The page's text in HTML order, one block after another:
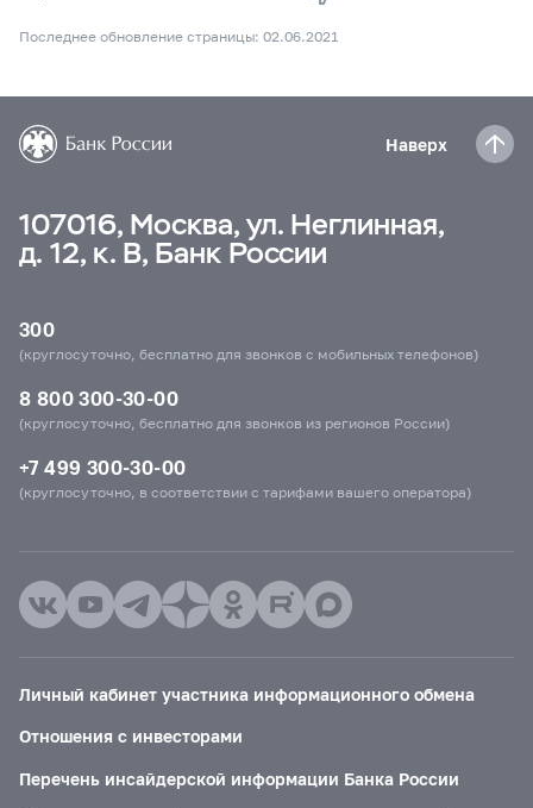
Последнее обновление страницы: 02.06.2021
Наверх
107016, Москва, ул. Неглинная,
д. 12, к. В, Банк России
300
(круглосуточно, бесплатно для звонков с мобильных телефонов)
8 800 300-30-00
(круглосуточно, бесплатно для звонков из регионов России)
+7 499 300-30-00
(круглосуточно, в соответствии с тарифами вашего оператора)
Личный кабинет участника информационного обмена
Отношения с инвесторами
Перечень инсайдерской информации Банка России